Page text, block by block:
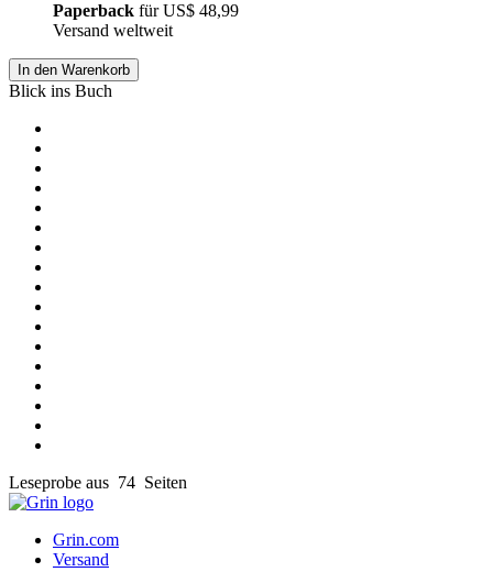
Paperback fürUS$ 48,99
Versand weltweit
In den Warenkorb
Blick ins Buch
Leseprobe aus 74 Seiten
Grin.com
Versand